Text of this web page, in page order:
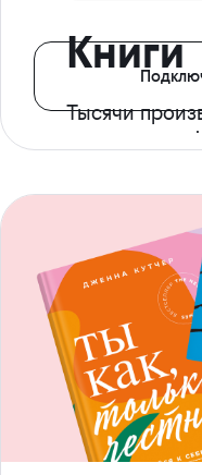
Книги
Тысячи
с доступом